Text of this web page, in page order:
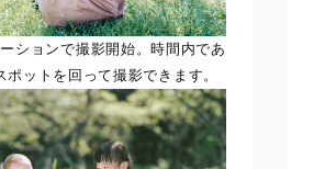
ションで撮影開始。時間内であ
ポットを回って撮影できます。